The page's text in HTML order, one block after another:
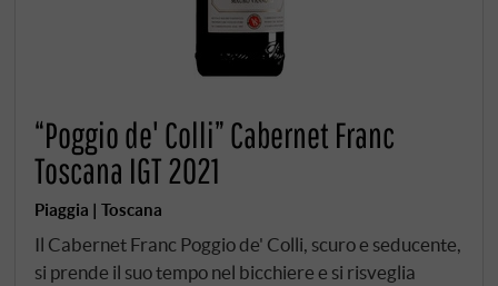
“Poggio de' Colli” Cabernet Franc
Toscana IGT 2021
Piaggia | Toscana
Il Cabernet Franc Poggio de' Colli, scuro e seducente,
si prende il suo tempo nel bicchiere e si risveglia